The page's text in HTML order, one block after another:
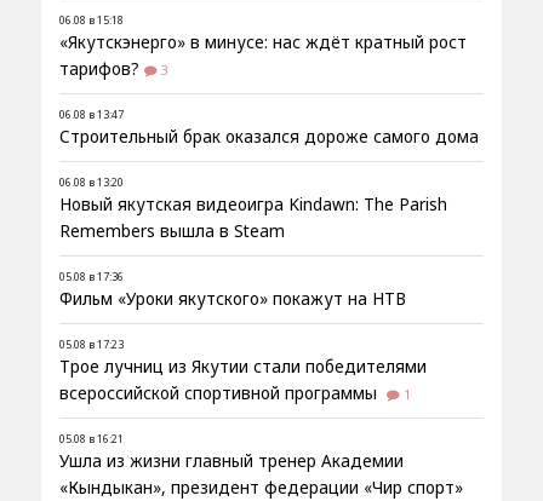
06.08 в 15:18
«Якутскэнерго» в минусе: нас ждёт кратный рост
тарифов?
3
06.08 в 13:47
Строительный брак оказался дороже самого дома
06.08 в 13:20
Новый якутская видеоигра Kindawn: The Parish
Remembers вышла в Steam
05.08 в 17:36
Фильм «Уроки якутского» покажут на НТВ
05.08 в 17:23
Трое лучниц из Якутии стали победителями
всероссийской спортивной программы
1
05.08 в 16:21
Ушла из жизни главный тренер Академии
«Кындыкан», президент федерации «Чир спорт»